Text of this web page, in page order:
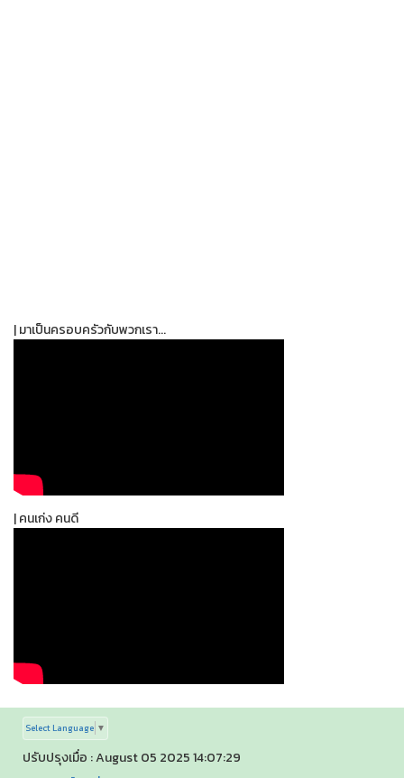
| มาเป็นครอบครัวกับพวกเรา...
| คนเก่ง คนดี
Select Language ▼
ปรับปรุงเมื่อ : August 05 2025 14:07:29